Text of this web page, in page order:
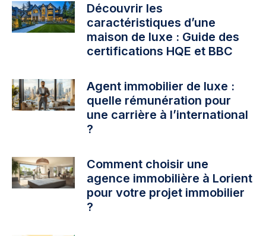
Découvrir les
caractéristiques d’une
maison de luxe : Guide des
certifications HQE et BBC
Agent immobilier de luxe :
quelle rémunération pour
une carrière à l’international
?
Comment choisir une
agence immobilière à Lorient
pour votre projet immobilier
?